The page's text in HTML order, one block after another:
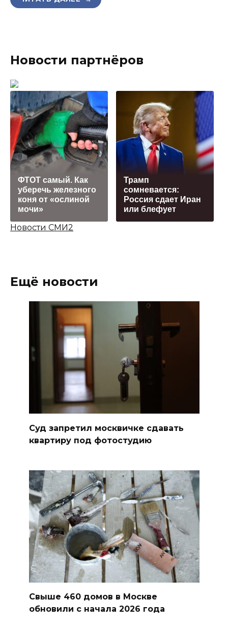
Новости партнёров
ФТОТ самый. Как
уберечь железного
коня от «ослиной
мочи»
Трамп
сомневается:
Россия сдает Иран
или блефует
Новости СМИ2
Ещё новости
Суд запретил москвичке сдавать
квартиру под фотостудию
Свыше 460 домов в Москве
обновили с начала 2026 года